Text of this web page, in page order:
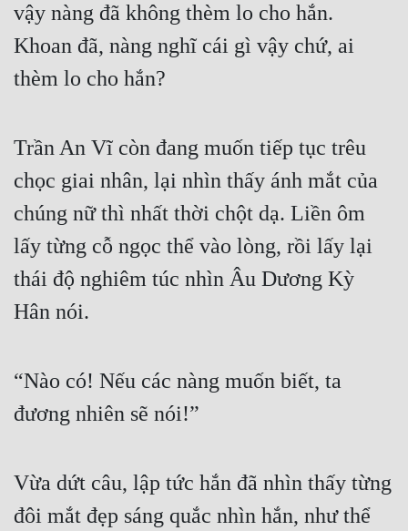
Xuyên Sách
Đô Thị
Đông Phương
Đông Phương Huyền Huyễn
Đồng Nhân
Cẩu Đạo Trường Sinh
Truyện Nam
Truyện Nữ
Xây Dựng Thế Lực
vậy nàng đã không thèm lo cho hắn.
Khoan đã, nàng nghĩ cái gì vậy chứ, ai
thèm lo cho hắn?
Trần An Vĩ còn đang muốn tiếp tục trêu
chọc giai nhân, lại nhìn thấy ánh mắt của
chúng nữ thì nhất thời chột dạ. Liền ôm
lấy từng cỗ ngọc thể vào lòng, rồi lấy lại
thái độ nghiêm túc nhìn Âu Dương Kỳ
Hân nói.
“Nào có! Nếu các nàng muốn biết, ta
đương nhiên sẽ nói!”
Vừa dứt câu, lập tức hắn đã nhìn thấy từng
đôi mắt đẹp sáng quắc nhìn hắn, như thể